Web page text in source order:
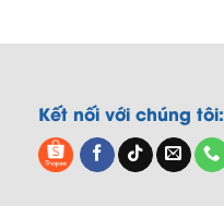
Kết nối với chúng tôi: